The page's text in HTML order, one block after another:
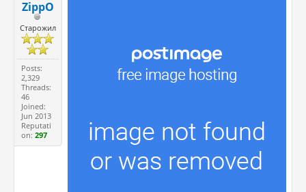
ZippO
Старожил
Posts:
2,329
Threads:
46
Joined:
Jun 2013
Reputati
on:297